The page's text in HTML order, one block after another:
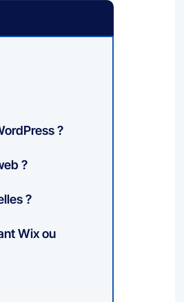
?
?
?
Wix ou